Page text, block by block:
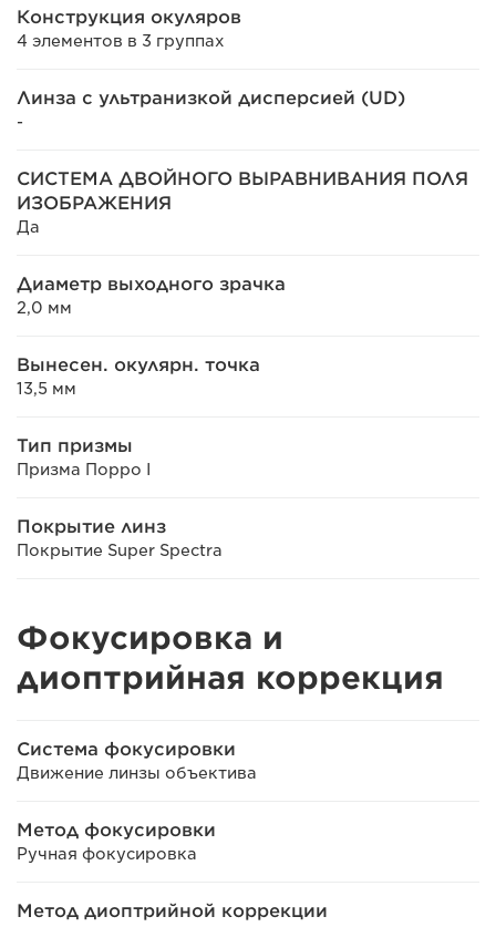
Конструкция окуляров
4 элементов в 3 группах
Линза с ультранизкой дисперсией (UD)
-
СИСТЕМА ДВОЙНОГО ВЫРАВНИВАНИЯ ПОЛЯ
ИЗОБРАЖЕНИЯ
Да
Диаметр выходного зрачка
2,0 мм
Вынесен. окулярн. точка
13,5 мм
Тип призмы
Призма Порро I
Покрытие линз
Покрытие Super Spectra
Фокусировка и
диоптрийная коррекция
Система фокусировки
Движение линзы объектива
Метод фокусировки
Ручная фокусировка
Метод диоптрийной коррекции